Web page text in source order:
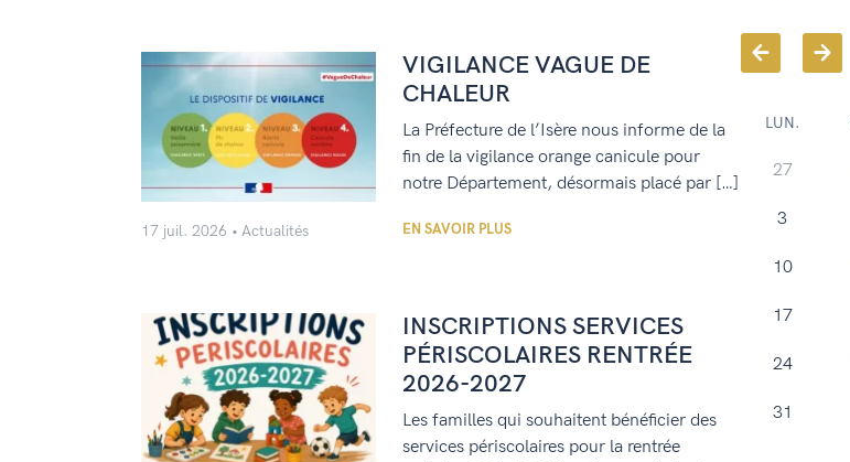
17 juil. 2026 Actualités
VIGILANCE VAGUE DE
CHALEUR
La Préfecture de l’Isère nous informe de la
fin de la vigilance orange canicule pour
notre Département, désormais placé par […]
EN SAVOIR PLUS
INSCRIPTIONS SERVICES
PÉRISCOLAIRES RENTRÉE
2026-2027
Les familles qui souhaitent bénéficier des
services périscolaires pour la rentrée
LUN.
27
3
10
17
24
31